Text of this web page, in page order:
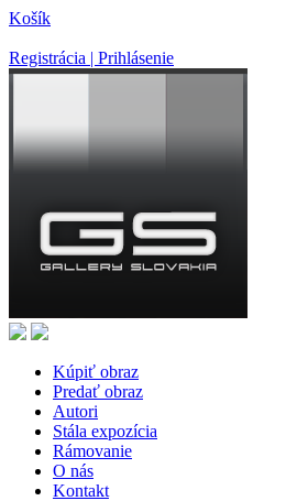
Košík
Registrácia | Prihlásenie
Kúpiť obraz
Predať obraz
Autori
Stála expozícia
Rámovanie
O nás
Kontakt